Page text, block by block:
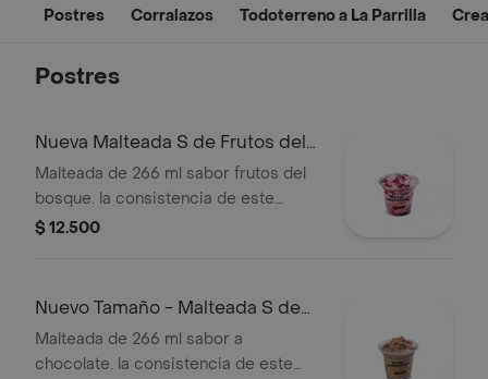
Postres Corralazos Todoterreno a La Parrilla
Postres
Nueva Malteada S de Frutos del
Bosque
Malteada de 266 ml sabor frutos del
bosque. la consistencia de este
producto puede variar debido al
$ 12.500
Nuevo Tamaño - Malteada S de
Chocolate
Malteada de 266 ml sabor a
chocolate. la consistencia de este